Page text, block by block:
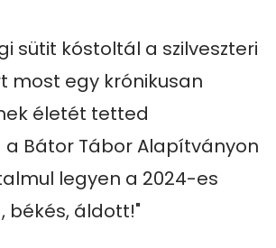
sütit kóstoltál a szilveszteri
most egy krónikusan
életét tetted
Bátor Tábor Alapítványon
legyen a 2024-es
békés, áldott!"